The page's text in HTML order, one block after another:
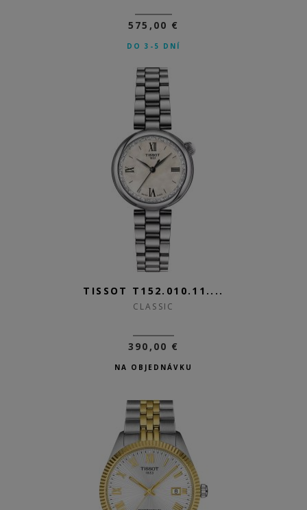
575,00 €
DO 3-5 DNÍ
TISSOT T152.010.11....
CLASSIC
390,00 €
NA OBJEDNÁVKU